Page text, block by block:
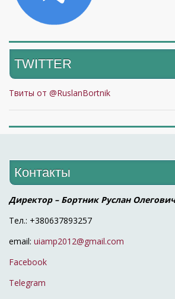
TWITTER
Твиты от @RuslanBortnik
Контакты
Директор – Бортник Руслан Олегович
Тел.: +380637893257
email: uiamp2012@gmail.com
Facebook
Telegram